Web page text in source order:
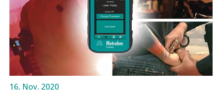
16. Nov. 2020